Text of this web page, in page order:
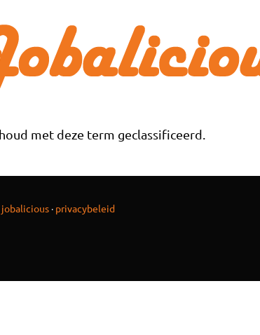
met deze term geclassificeerd.
· privacybeleid